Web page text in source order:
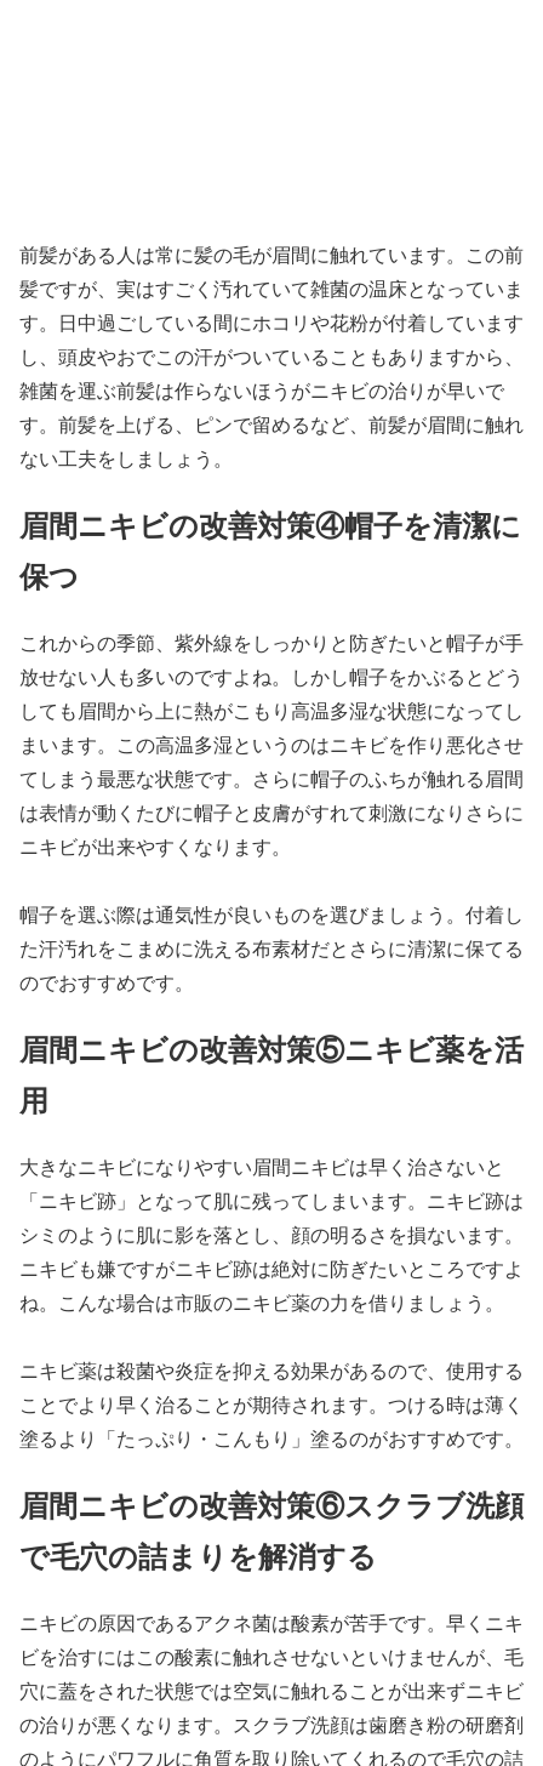
前髪がある人は常に髪の毛が眉間に触れています。この前
髪ですが、実はすごく汚れていて雑菌の温床となっていま
す。日中過ごしている間にホコリや花粉が付着しています
し、頭皮やおでこの汗がついていることもありますから、
雑菌を運ぶ前髪は作らないほうがニキビの治りが早いで
す。前髪を上げる、ピンで留めるなど、前髪が眉間に触れ
ない工夫をしましょう。
眉間ニキビの改善対策④帽子を清潔に
保つ
これからの季節、紫外線をしっかりと防ぎたいと帽子が手
放せない人も多いのですよね。しかし帽子をかぶるとどう
しても眉間から上に熱がこもり高温多湿な状態になってし
まいます。この高温多湿というのはニキビを作り悪化させ
てしまう最悪な状態です。さらに帽子のふちが触れる眉間
は表情が動くたびに帽子と皮膚がすれて刺激になりさらに
ニキビが出来やすくなります。
帽子を選ぶ際は通気性が良いものを選びましょう。付着し
た汗汚れをこまめに洗える布素材だとさらに清潔に保てる
のでおすすめです。
眉間ニキビの改善対策⑤ニキビ薬を活
用
大きなニキビになりやすい眉間ニキビは早く治さないと
「ニキビ跡」となって肌に残ってしまいます。ニキビ跡は
シミのように肌に影を落とし、顔の明るさを損ないます。
ニキビも嫌ですがニキビ跡は絶対に防ぎたいところですよ
ね。こんな場合は市販のニキビ薬の力を借りましょう。
ニキビ薬は殺菌や炎症を抑える効果があるので、使用する
ことでより早く治ることが期待されます。つける時は薄く
塗るより「たっぷり・こんもり」塗るのがおすすめです。
眉間ニキビの改善対策⑥スクラブ洗顔
で毛穴の詰まりを解消する
ニキビの原因であるアクネ菌は酸素が苦手です。早くニキ
ビを治すにはこの酸素に触れさせないといけませんが、毛
穴に蓋をされた状態では空気に触れることが出来ずニキビ
の治りが悪くなります。スクラブ洗顔は歯磨き粉の研磨剤
のようにパワフルに角質を取り除いてくれるので毛穴の詰